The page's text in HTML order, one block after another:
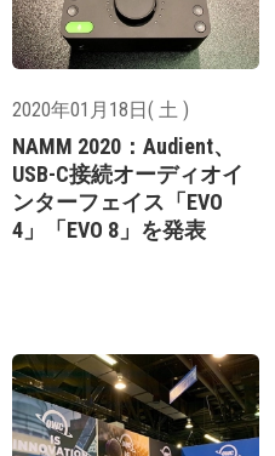
2020年01月18日( 土 )
NAMM 2020：Audient、
USB-C接続オーディオイ
ンターフェイス「EVO
4」「EVO 8」を発表